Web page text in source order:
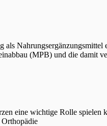
Nahrungsergänzungsmittel
(MPB) und die damit
eine wichtige Rolle